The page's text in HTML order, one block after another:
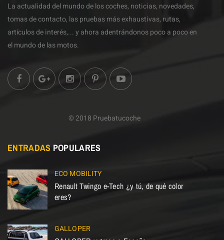
La actualidad del mundo de los coches, noticias, novedades,
tomas de contacto, las pruebas más exhaustivas, rutas,
artículos de interés,... y ahora adentrándonos poco a poco en
el mundo de las motos.
© 2018 Pruebatucoche
ENTRADAS POPULARES
ECO MOBILITY
Renault Twingo e-Tech ¿y tú, de qué color
eres?
GALLOPER